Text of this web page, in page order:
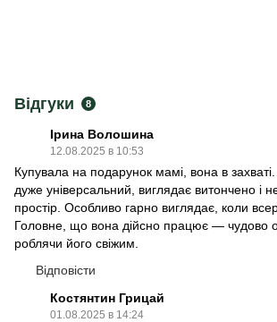
Відгуки 8
Ірина Волошина
12.08.2025 в 10:53
Купувала на подарунок мамі, вона в
дуже універсальний, виглядає витончено і
простір. Особливо гарно виглядає, коли
Головне, що вона дійсно працює — чудово
роблячи його свіжим.
Відповісти
Костянтин Грицай
01.08.2025 в 14:24